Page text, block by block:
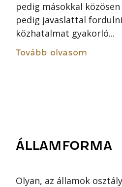
pedig másokkal
pedig javaslattal
közhatalmat gyakorló...
Tovább olvasom
ÁLLAMFORMA
Olyan, az államok